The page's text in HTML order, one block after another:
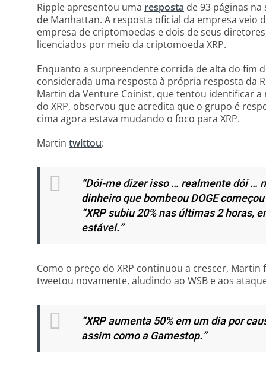
Ripple apresentou uma resposta de 93 páginas
de Manhattan. A resposta oficial da empresa veio
empresa de criptomoedas e dois de seus
licenciados por meio da criptomoeda XRP.
Enquanto a surpreendente corrida de alta do fim
considerada uma resposta à própria resposta da
Martin da Venture Coinist, que tentou identificar
do XRP, observou que acredita que o grupo é
cima agora estava mudando o foco para XRP.
Martin twittou:
“Dói-me dizer isso … realmente dói …
dinheiro que bombeou DOGE
“XRP subiu 20% nas últimas 2 horas,
estável.”
Como o preço do XRP continuou a crescer, Martin
tweetou novamente, aludindo ao WSB e aos
“XRP aumenta 50% em um dia por
assim como a Gamestop.”